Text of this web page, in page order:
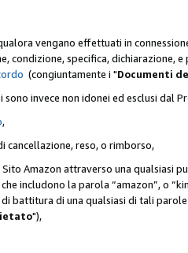
vengano effettuati in
condizione, specifica, dichiarazione,
(congiuntamente i "Documenti
invece non idonei ed esclusi dal
,
cancellazione, reso, o rimborso,
Amazon attraverso una qualsiasi
includono la parola “amazon”, o
di una qualsiasi di tali parole
"),